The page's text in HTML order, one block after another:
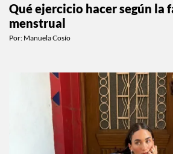
Qué ejercicio hacer según la
menstrual
Por: Manuela Cosío